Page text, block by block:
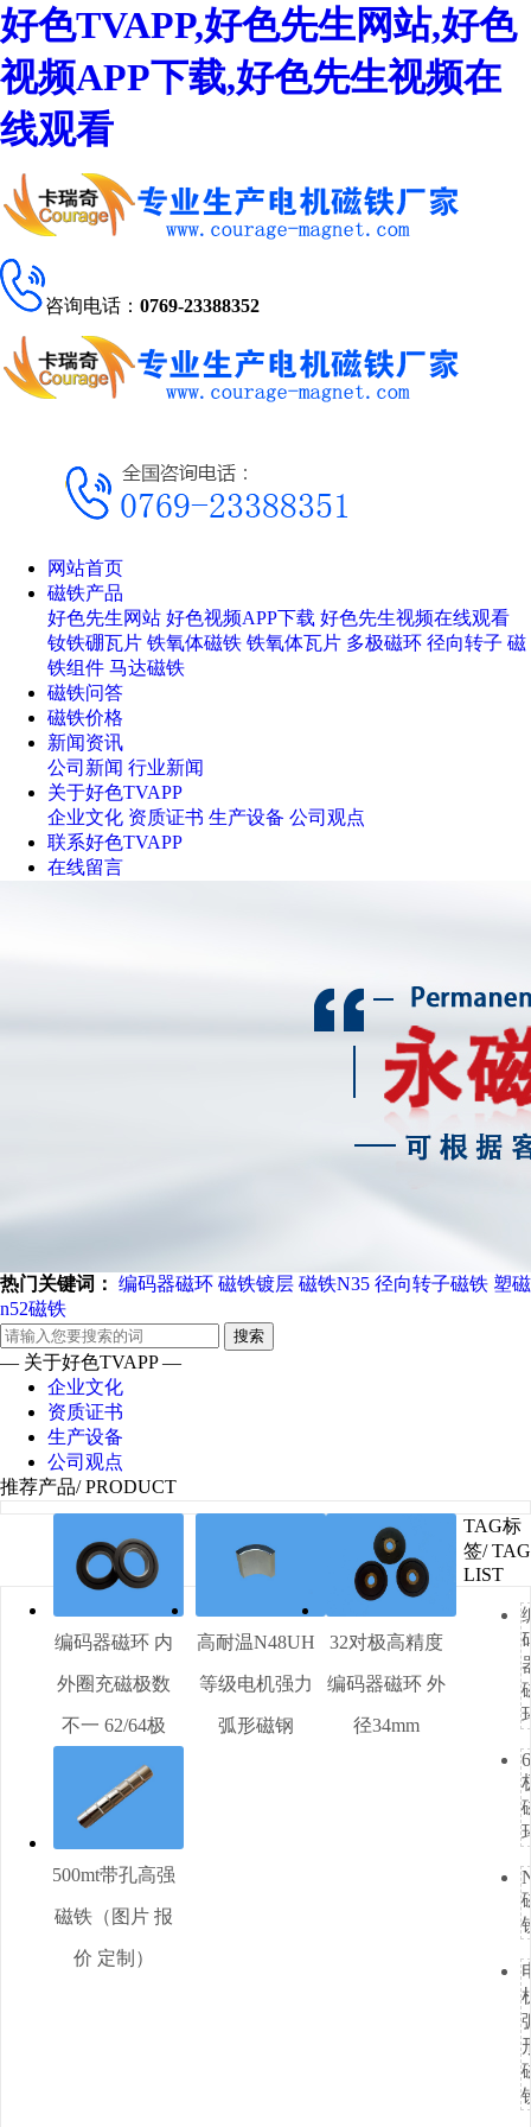
好色TVAPP,好色先生网站,好色
视频APP下载,好色先生视频在
线观看
咨询电话： 0769-23388352
网站首页
磁铁产品
好色先生网站 好色视频APP下载 好色先生视频在线观看
钕铁硼瓦片 铁氧体磁铁 铁氧体瓦片 多极磁环 径向转子 磁
铁组件 马达磁铁
磁铁问答
磁铁价格
新闻资讯
公司新闻 行业新闻
关于好色TVAPP
企业文化 资质证书 生产设备 公司观点
联系好色TVAPP
在线留言
热门关键词： 编码器磁环 磁铁镀层 磁铁N35 径向转子磁铁 塑磁
n52磁铁
搜索
— 关于好色TVAPP —
企业文化
资质证书
生产设备
公司观点
推荐产品/ PRODUCT
编码器磁环 内
外圈充磁极数
不一 62/64极
高耐温N48UH
等级电机强力
弧形磁钢
32对极高精度
编码器磁环 外
径34mm
500mt带孔高强
磁铁（图片 报
价 定制）
TAG标
签/ TAG
LIST